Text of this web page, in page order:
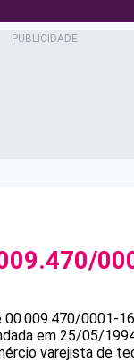
00.009.470/0001-16
em 25/05/
varejista de